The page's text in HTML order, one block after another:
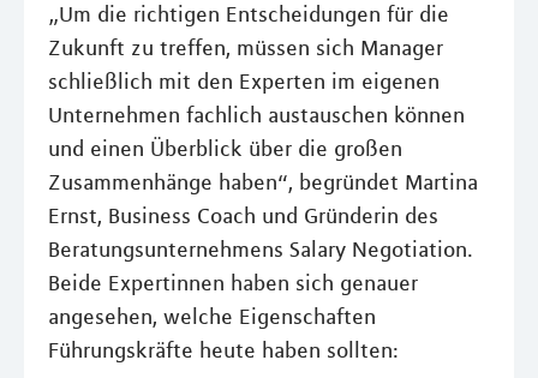
„Um die richtigen Entscheidungen für die
Zukunft zu treffen, müssen sich Manager
schließlich mit den Experten im eigenen
Unternehmen fachlich austauschen können
und einen Überblick über die großen
Zusammenhänge haben“, begründet Martina
Ernst, Business Coach und Gründerin des
Beratungsunternehmens Salary Negotiation.
Beide Expertinnen haben sich genauer
angesehen, welche Eigenschaften
Führungskräfte heute haben sollten: